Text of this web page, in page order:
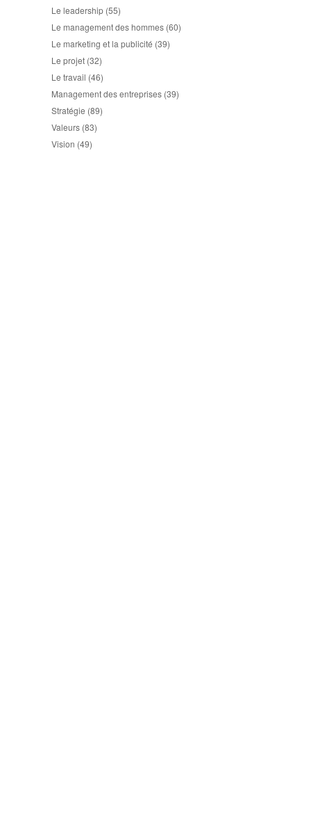
Le leadership (55)
Le management des hommes (60)
Le marketing et la publicité (39)
Le projet (32)
Le travail (46)
Management des entreprises (39)
Stratégie (89)
Valeurs (83)
Vision (49)